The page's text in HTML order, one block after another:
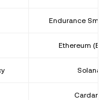
Endurance
Ethereum
Solana
Cardano